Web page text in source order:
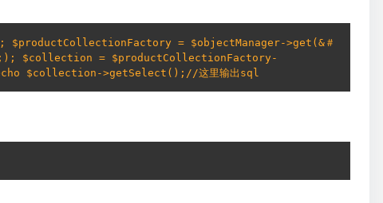
$productCollectionFactory = $objectManager->get(&＃
$collection = $productCollectionFactory-
$collection->getSelect();//这里输出sql